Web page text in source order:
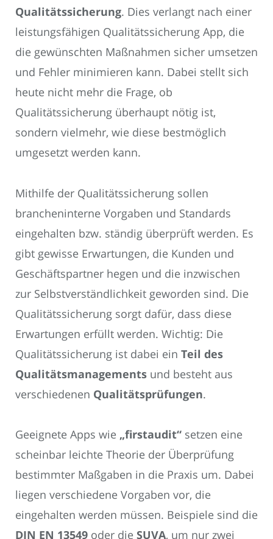
Qualitätssicherung. Dies verlangt nach einer
leistungsfähigen Qualitätssicherung App, die
die gewünschten Maßnahmen sicher umsetzen
und Fehler minimieren kann. Dabei stellt sich
heute nicht mehr die Frage, ob
Qualitätssicherung überhaupt nötig ist,
sondern vielmehr, wie diese bestmöglich
umgesetzt werden kann.
Mithilfe der Qualitätssicherung sollen
brancheninterne Vorgaben und Standards
eingehalten bzw. ständig überprüft werden. Es
gibt gewisse Erwartungen, die Kunden und
Geschäftspartner hegen und die inzwischen
zur Selbstverständlichkeit geworden sind. Die
Qualitätssicherung sorgt dafür, dass diese
Erwartungen erfüllt werden. Wichtig: Die
Qualitätssicherung ist dabei ein Teil des
Qualitätsmanagements und besteht aus
verschiedenen Qualitätsprüfungen.
Geeignete Apps wie „firstaudit“ setzen eine
scheinbar leichte Theorie der Überprüfung
bestimmter Maßgaben in die Praxis um. Dabei
liegen verschiedene Vorgaben vor, die
eingehalten werden müssen. Beispiele sind die
DIN EN 13549 oder die SUVA, um nur zwei